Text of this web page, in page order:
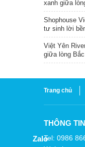
xanh giữa
Shophouse
tư sinh lời
Việt Yên
giữa lòng
Trang chủ
THÔNG
Tel: 0986
Zalo